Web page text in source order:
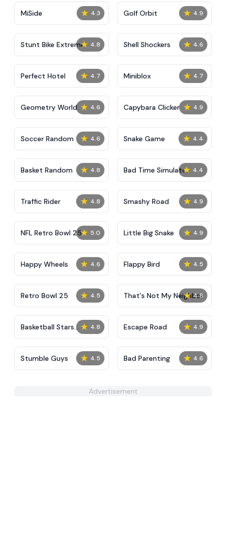
★ 4.3
MiSide ★ 4.9
Golf Orbit
★ 4.8
Stunt Bike Extreme ★ 4.6
Shell Shockers
★ 4.7
Perfect Hotel ★ 4.7
Miniblox
★ 4.6
Geometry World ★ 4.9
Capybara Clicker
★ 4.6
Soccer Random ★ 4.4
Snake Game
★ 4.8
Basket Random ★ 4.4
Bad Time Simulator
★ 4.8
Traffic Rider ★ 4.9
Smashy Road
★ 5.0
NFL Retro Bowl 25 ★ 4.9
Little Big Snake
★ 4.6
Happy Wheels ★ 4.5
Flappy Bird
★ 4.5
Retro Bowl 25 ★ 4.8
That's Not My Neighbor
★ 4.8
Basketball Stars
Unblocked
★ 4.9
Escape Road
★ 4.5
Stumble Guys ★ 4.6
Bad Parenting
Advertisement